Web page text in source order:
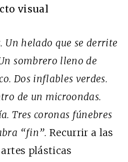
visual
Un helado que se derrite
sombrero lleno de
Dos inflables verdes.
de un microondas.
Tres coronas fúnebres
“fin”. Recurrir a las
plásticas